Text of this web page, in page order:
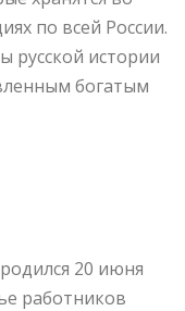
по всей России.
русской истории
богатым
20 июня
работников